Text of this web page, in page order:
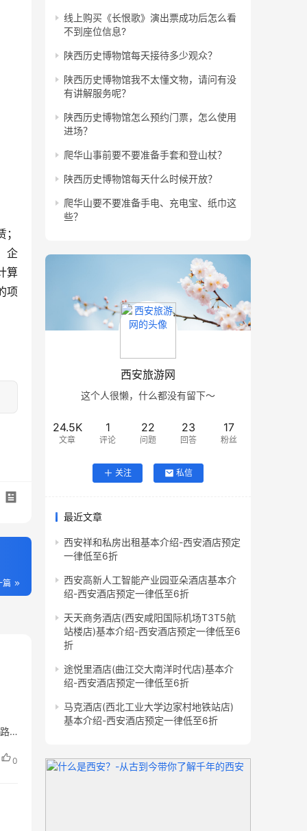
企
算
项
篇
0
线上购买《长恨歌》演出票成功后怎么看
不到座位信息?
陕西历史博物馆每天接待多少观众？
陕西历史博物馆我不太懂文物，请问有没
有讲解服务呢？
陕西历史博物馆怎么预约门票，怎么使用
进场？
爬华山事前要不要准备手套和登山杖？
陕西历史博物馆每天什么时候开放？
爬华山要不要准备手电、充电宝、纸巾这
些？
西安旅游网
这个人很懒，什么都没有留下～
24.5K
文章
1
评论
22
问题
23
回答
17
粉丝
关注 私信
最近文章
西安祥和私房出租基本介绍-西安酒店预定
一律低至6折
西安高新人工智能产业园亚朵酒店基本介
绍-西安酒店预定一律低至6折
天天商务酒店(西安咸阳国际机场T3T5航
站楼店)基本介绍-西安酒店预定一律低至6
折
途悦里酒店(曲江交大南洋时代店)基本介
绍-西安酒店预定一律低至6折
马克酒店(西北工业大学边家村地铁站店)
基本介绍-西安酒店预定一律低至6折